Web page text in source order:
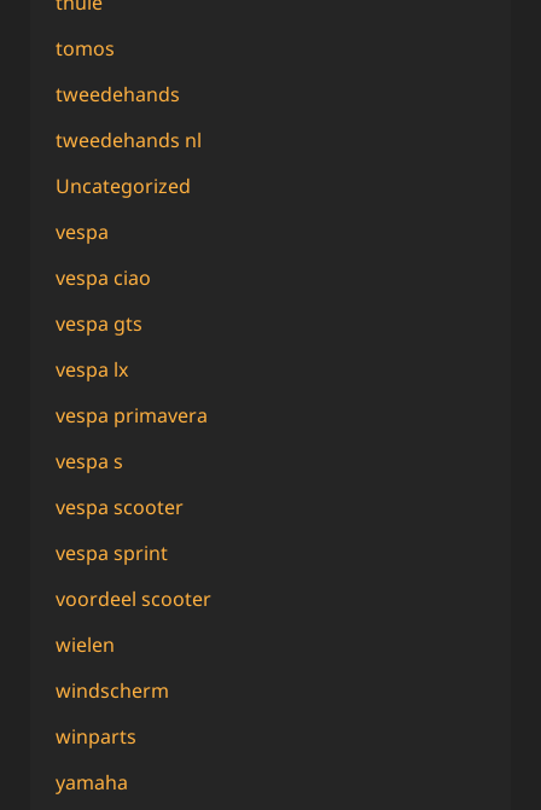
tomos
tweedehands
tweedehands nl
Uncategorized
vespa
vespa ciao
vespa gts
vespa lx
vespa primavera
vespa s
vespa scooter
vespa sprint
voordeel scooter
wielen
windscherm
winparts
yamaha